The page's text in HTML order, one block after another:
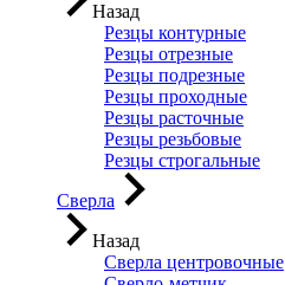
Назад
Резцы контурные
Резцы отрезные
Резцы подрезные
Резцы проходные
Резцы расточные
Резцы резьбовые
Резцы строгальные
Сверла
Назад
Сверла центровочные